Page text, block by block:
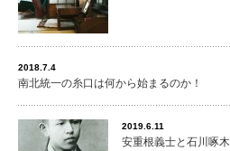
2018.7.4
南北統一の糸口は何から始まるのか！
2019.6.11
安重根義士と石川啄木